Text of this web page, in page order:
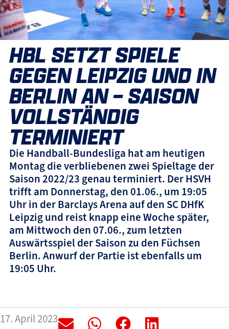
HBL SETZT SPIELE
GEGEN LEIPZIG UND IN
BERLIN AN – SAISON
VOLLSTÄNDIG
TERMINIERT
Die Handball-Bundesliga hat am heutigen
Montag die verbliebenen zwei Spieltage der
Saison 2022/23 genau terminiert. Der HSVH
trifft am Donnerstag, den 01.06., um 19:05
Uhr in der Barclays Arena auf den SC DHfK
Leipzig und reist knapp eine Woche später,
am Mittwoch den 07.06., zum letzten
Auswärtsspiel der Saison zu den Füchsen
Berlin. Anwurf der Partie ist ebenfalls um
19:05 Uhr.
17. April 2023